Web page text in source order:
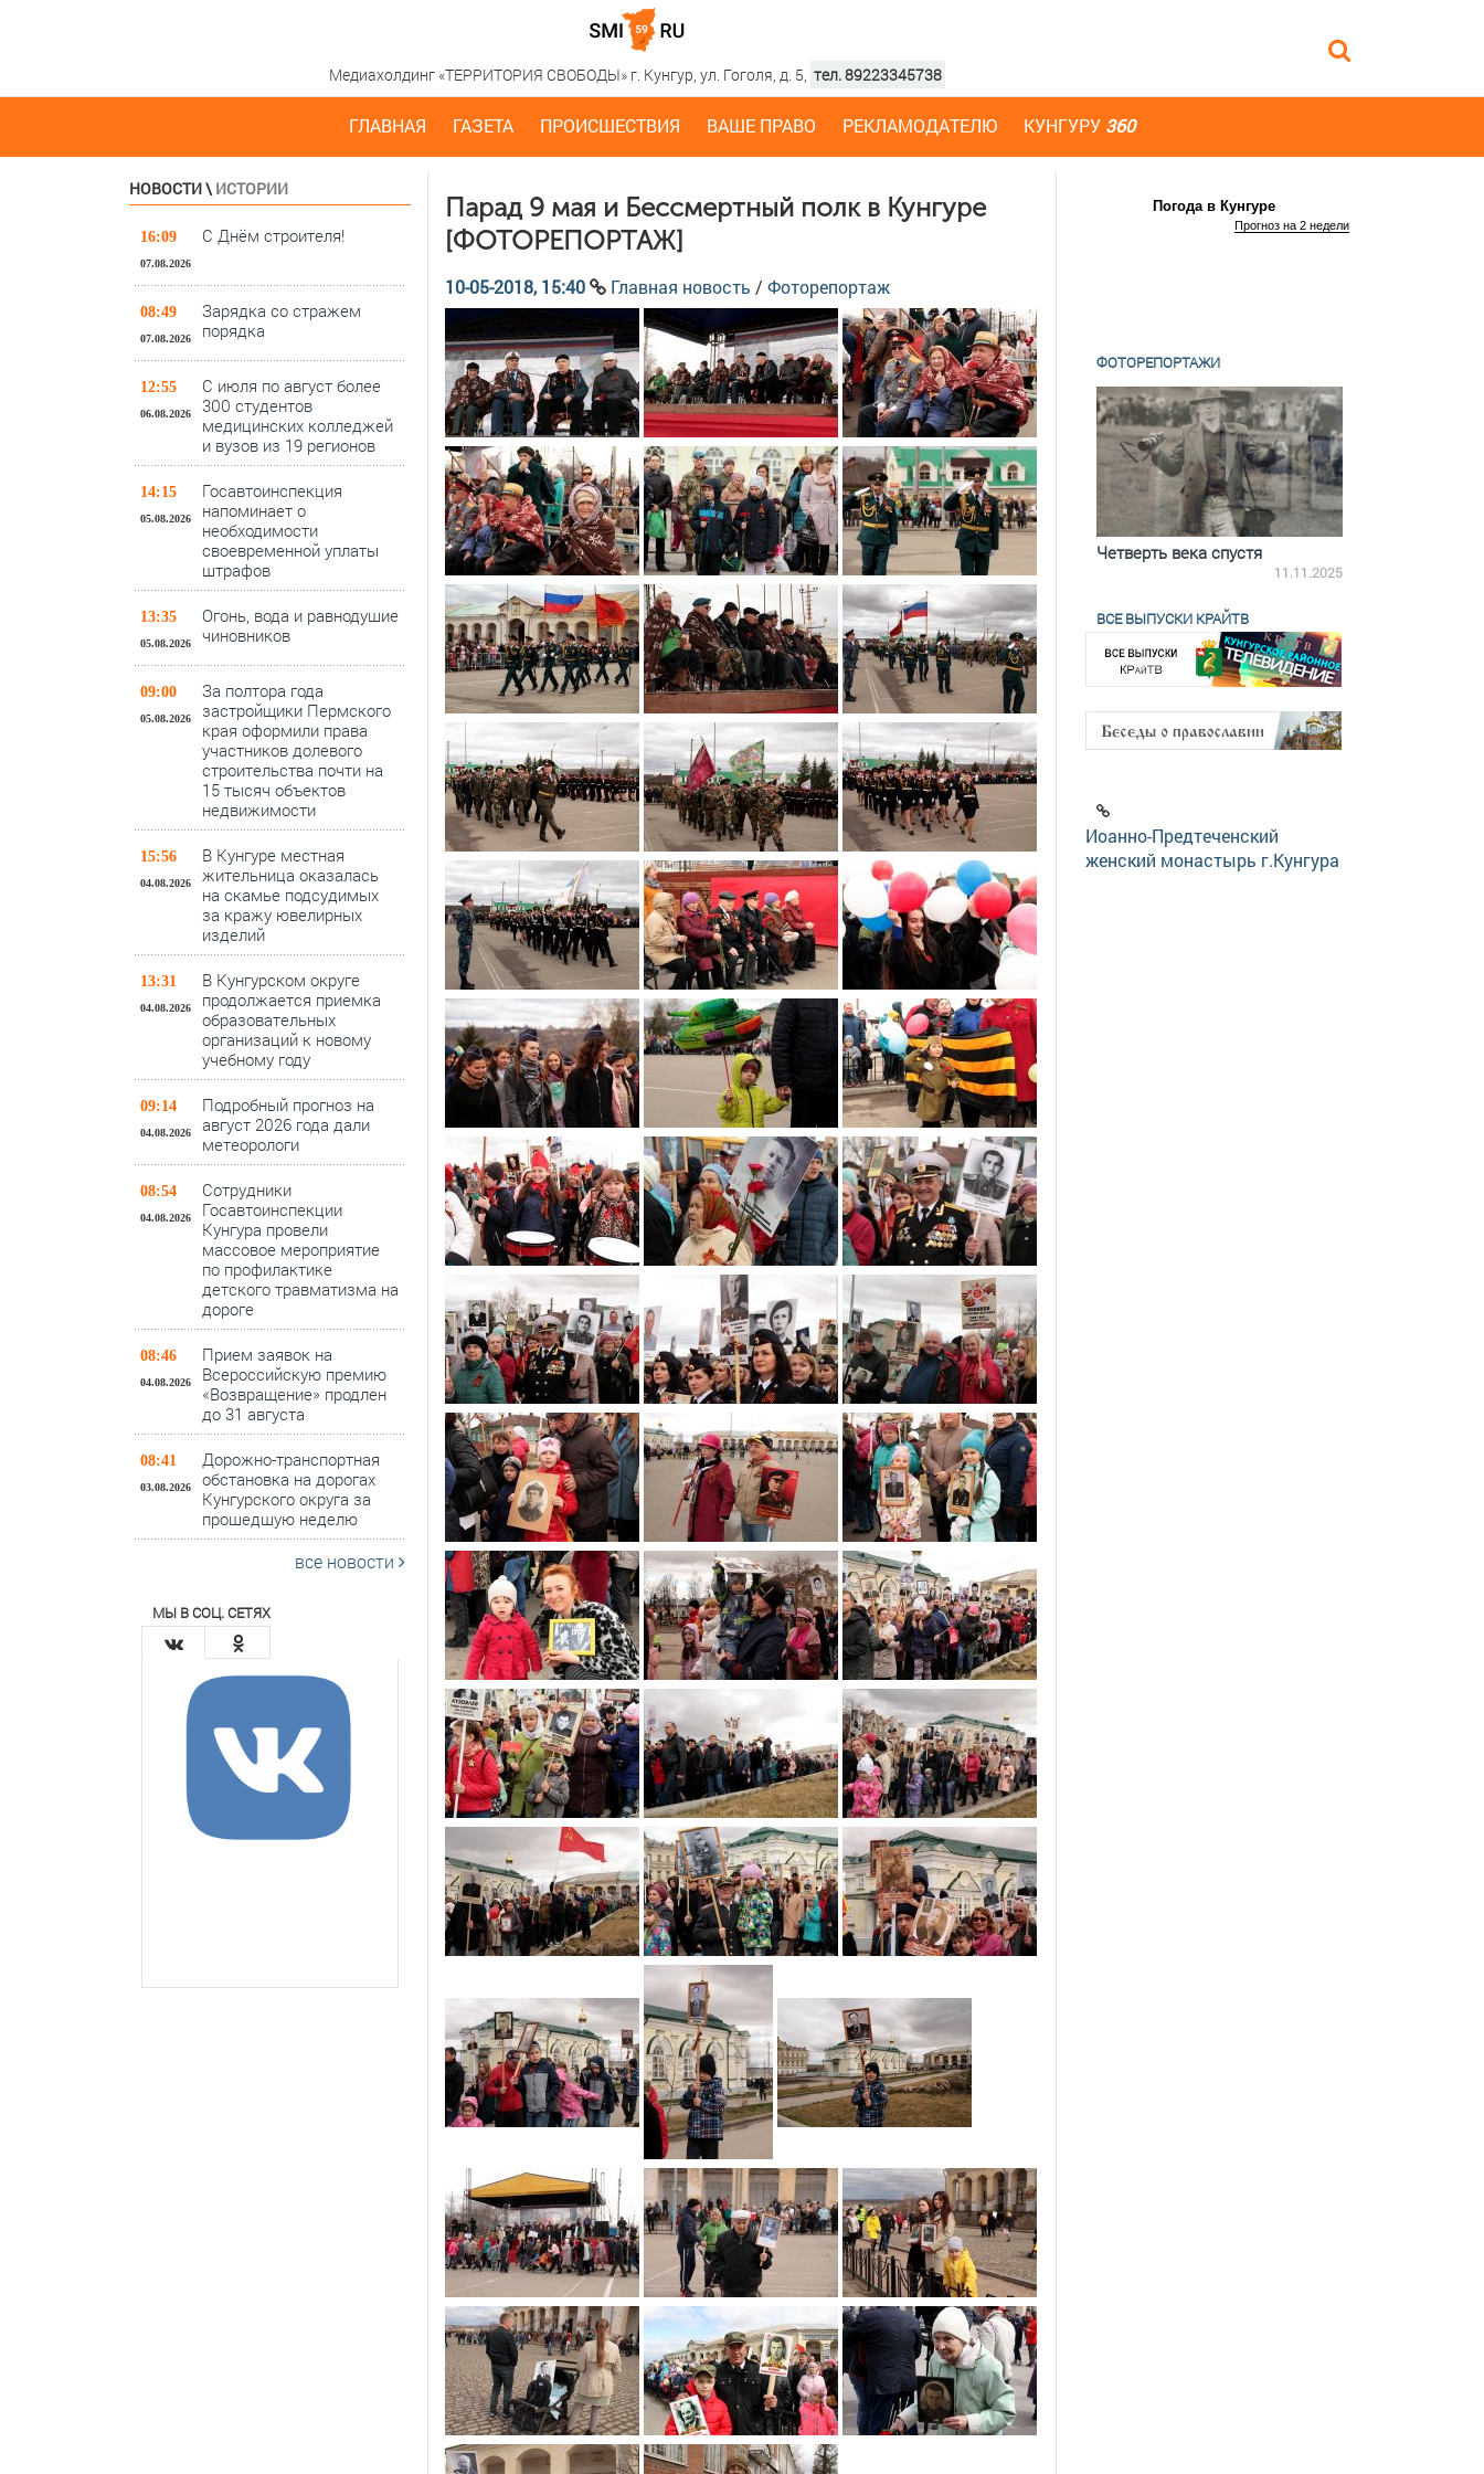
Медиахолдинг «ТЕРРИТОРИЯ СВОБОДЫ» г. Кунгур, ул. Гоголя, д. 5, тел. 89223345738
ГЛАВНАЯ ГАЗЕТА ПРОИСШЕСТВИЯ ВАШЕ ПРАВО РЕКЛАМОДАТЕЛЮ КУНГУРУ 360
НОВОСТИ\ ИСТОРИИ
16:09
07.08.2026
С Днём строителя!
08:49
07.08.2026
Зарядка со стражем
порядка
12:55
06.08.2026
С июля по август более
300 студентов
медицинских колледжей
и вузов из 19 регионов
14:15
05.08.2026
Госавтоинспекция
напоминает о
необходимости
своевременной уплаты
штрафов
13:35
05.08.2026
Огонь, вода и равнодушие
чиновников
09:00
05.08.2026
За полтора года
застройщики Пермского
края оформили права
участников долевого
строительства почти на
15 тысяч объектов
недвижимости
15:56
04.08.2026
В Кунгуре местная
жительница оказалась
на скамье подсудимых
за кражу ювелирных
изделий
13:31
04.08.2026
В Кунгурском округе
продолжается приемка
образовательных
организаций к новому
учебному году
09:14
04.08.2026
Подробный прогноз на
август 2026 года дали
метеорологи
08:54
04.08.2026
Сотрудники
Госавтоинспекции
Кунгура провели
массовое мероприятие
по профилактике
детского травматизма на
дороге
08:46
04.08.2026
Прием заявок на
Всероссийскую премию
«Возвращение» продлен
до 31 августа
08:41
03.08.2026
Дорожно-транспортная
обстановка на дорогах
Кунгурского округа за
прошедшую неделю
все новости
МЫ В СОЦ. СЕТЯХ
Парад 9 мая и Бессмертный полк в Кунгуре
[ФОТОРЕПОРТАЖ]
10-05-2018, 15:40 Главная новость / Фоторепортаж
Погода в Кунгуре
Прогноз на 2 недели
ФОТОРЕПОРТАЖИ
По итогам первой пятилетки
18.12.2025
Четверть века спустя
11.11.2025
ВСЕ ВЫПУСКИ КРАЙТВ
Иоанно-Предтеченский
женский монастырь г.Кунгура